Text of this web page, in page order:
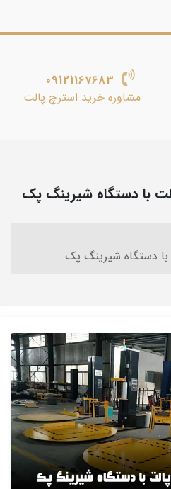
09121167683
مشاوره خرید استرچ پالت
با دستگاه شیرینگ پک
دستگاه شیرینگ پک